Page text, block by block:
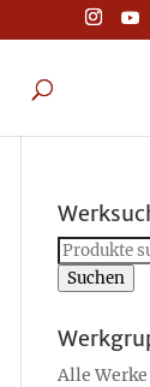
Suchen
nach:
Suchen
Alle